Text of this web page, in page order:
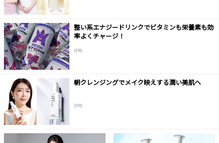
整い系エナジードリンクでビタミンも栄養素も効
率よくチャージ！
(PR)
朝クレンジングでメイク映えする潤い美肌へ
(PR)